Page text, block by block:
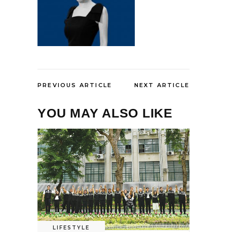
PREVIOUS ARTICLE NEXT ARTICLE
YOU MAY ALSO LIKE
LIFESTYLE